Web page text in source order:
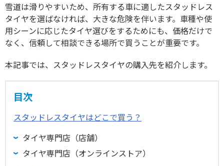
雪道は滑りやすいため、所有する車に適したスタッドレス
タイヤを選ばなければ、大きな危険を伴います。車種や使
用シーンに応じたタイヤ選びをするためにも、価格だけで
なく、信頼して相談できる場所で買うことが重要です。
本記事では、スタッドレスタイヤの購入先を紹介します。
目次
スタッドレスタイヤはどこで買う？
タイヤ専門店（店舗）
タイヤ専門店（オンラインストア）